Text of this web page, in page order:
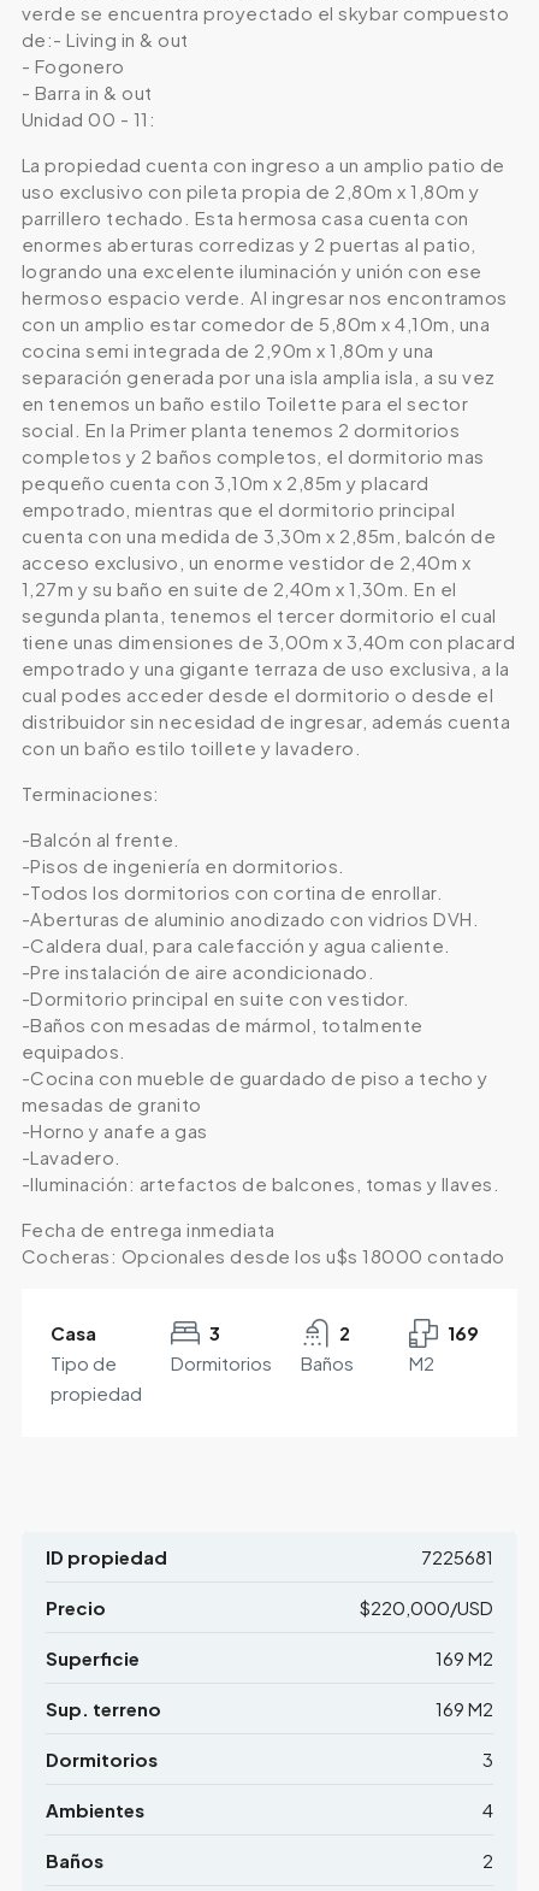
verde se encuentra proyectado el skybar compuesto
de:- Living in & out
- Fogonero
- Barra in & out
Unidad 00 - 11:
La propiedad cuenta con ingreso a un amplio patio de
uso exclusivo con pileta propia de 2,80m x 1,80m y
parrillero techado. Esta hermosa casa cuenta con
enormes aberturas corredizas y 2 puertas al patio,
logrando una excelente iluminación y unión con ese
hermoso espacio verde. Al ingresar nos encontramos
con un amplio estar comedor de 5,80m x 4,10m, una
cocina semi integrada de 2,90m x 1,80m y una
separación generada por una isla amplia isla, a su vez
en tenemos un baño estilo Toilette para el sector
social. En la Primer planta tenemos 2 dormitorios
completos y 2 baños completos, el dormitorio mas
pequeño cuenta con 3,10m x 2,85m y placard
empotrado, mientras que el dormitorio principal
cuenta con una medida de 3,30m x 2,85m, balcón de
acceso exclusivo, un enorme vestidor de 2,40m x
1,27m y su baño en suite de 2,40m x 1,30m. En el
segunda planta, tenemos el tercer dormitorio el cual
tiene unas dimensiones de 3,00m x 3,40m con placard
empotrado y una gigante terraza de uso exclusiva, a la
cual podes acceder desde el dormitorio o desde el
distribuidor sin necesidad de ingresar, además cuenta
con un baño estilo toillete y lavadero.
Terminaciones:
-Balcón al frente.
-Pisos de ingeniería en dormitorios.
-Todos los dormitorios con cortina de enrollar.
-Aberturas de aluminio anodizado con vidrios DVH.
-Caldera dual, para calefacción y agua caliente.
-Pre instalación de aire acondicionado.
-Dormitorio principal en suite con vestidor.
-Baños con mesadas de mármol, totalmente
equipados.
-Cocina con mueble de guardado de piso a techo y
mesadas de granito
-Horno y anafe a gas
-Lavadero.
-Iluminación: artefactos de balcones, tomas y llaves.
Fecha de entrega inmediata
Cocheras: Opcionales desde los u$s 18000 contado
Casa
Tipo de
propiedad
3
Dormitorios
2
Baños
169
M2
ID propiedad 7225681
Precio $220,000/USD
Superficie 169 M2
Sup. terreno 169 M2
Dormitorios 3
Ambientes 4
Baños 2